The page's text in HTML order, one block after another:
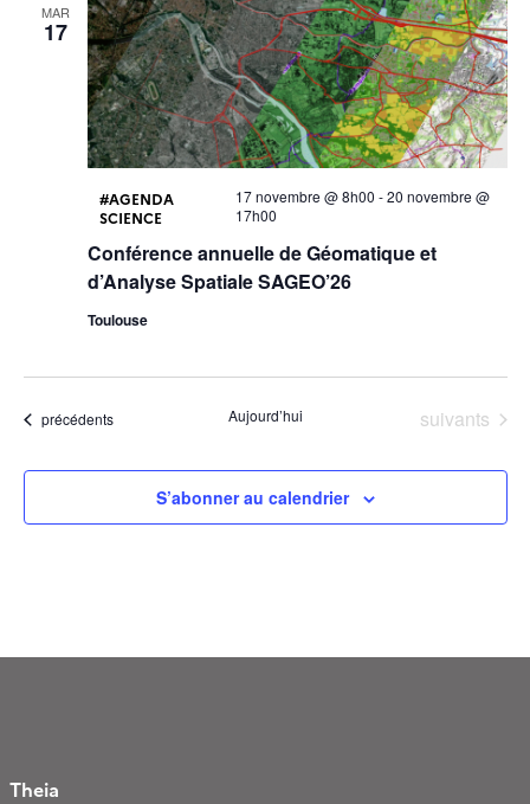
MAR
17
AGENDA
SCIENCE
17 novembre @ 8h00 -20 novembre @
17h00
Conférence annuelle de Géomatique et
d’Analyse Spatiale SAGEO’26
Toulouse
Évènements
précédents Aujourd’hui Évènements
suivants
S’abonner au calendrier
Theia